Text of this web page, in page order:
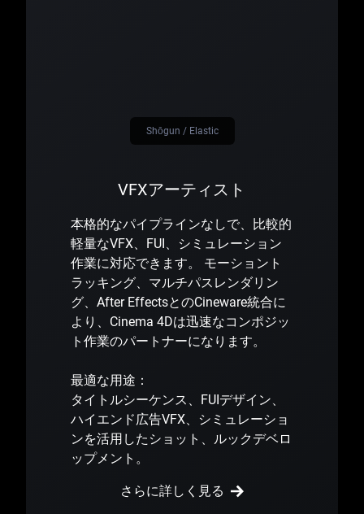
VFXアーティスト
本格的なパイプラインなしで、比較的
軽量なVFX、FUI、シミュレーション
作業に対応できます。 モーショント
ラッキング、マルチパスレンダリン
グ、After EffectsとのCineware統合に
より、Cinema 4Dは迅速なコンポジッ
ト作業のパートナーになります。
最適な用途：
タイトルシーケンス、FUIデザイン、
ハイエンド広告VFX、シミュレーショ
ンを活用したショット、ルックデベロ
ップメント。
さらに詳しく見る
Shōgun / Elastic